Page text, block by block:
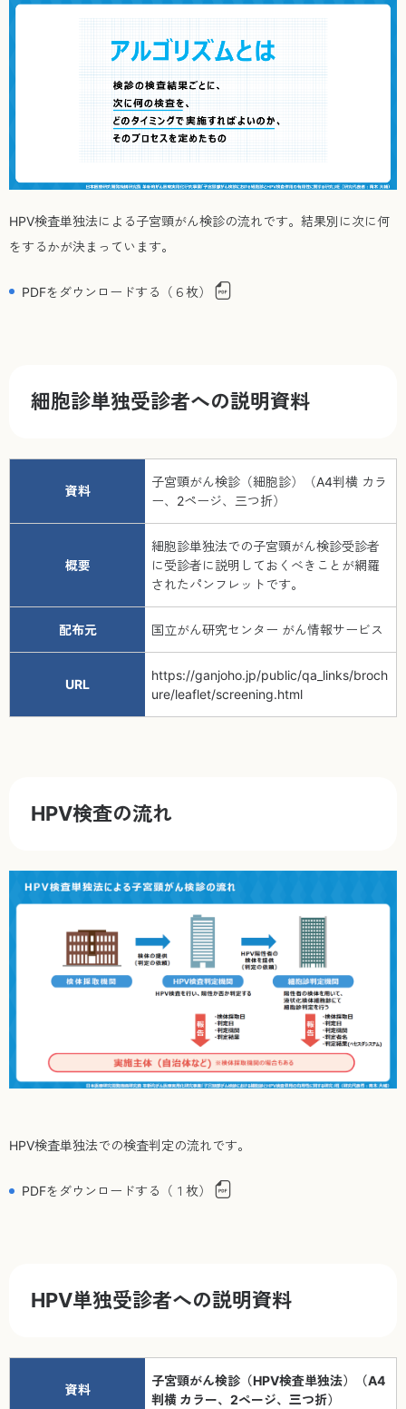
HPV検査単独法による子宮頸がん検診の流れです。結果別に次に何
をするかが決まっています。
PDFをダウンロードする（６枚）
細胞診単独受診者への説明資料
資料
子宮頸がん検診（細胞診）（A4判横 カラ
ー、2ページ、三つ折）
概要
細胞診単独法での子宮頸がん検診受診者
に受診者に説明しておくべきことが網羅
されたパンフレットです。
配布元 国立がん研究センター がん情報サービス
URL
https://ganjoho.jp/public/qa_links/broch
ure/leaflet/screening.html
HPV検査の流れ
HPV検査単独法での検査判定の流れです。
PDFをダウンロードする（１枚）
HPV単独受診者への説明資料
資料
子宮頸がん検診（HPV検査単独法）（A4
判横 カラー、2ページ、三つ折）